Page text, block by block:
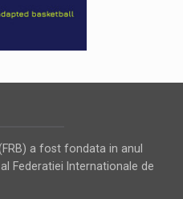
a fost fondata in anul
Federatiei Internationale de